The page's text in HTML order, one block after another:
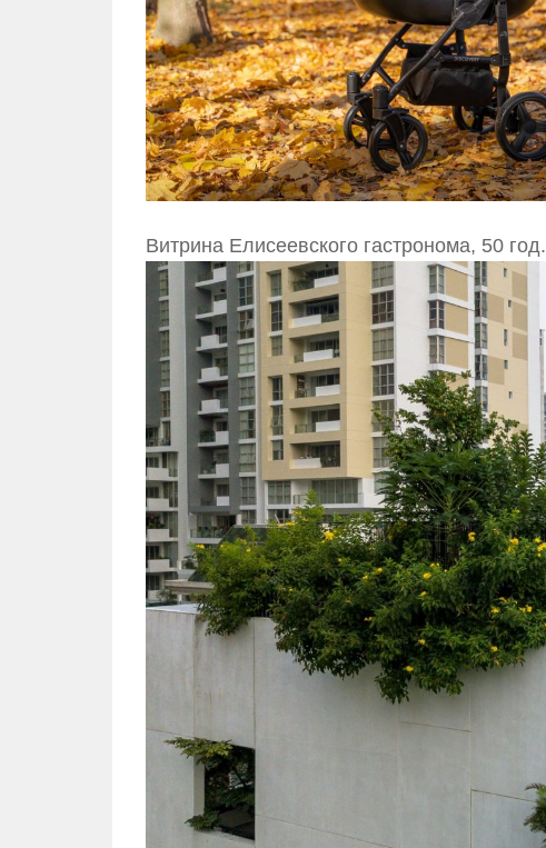
Витрина Елисеевского гастронома, 50 год.